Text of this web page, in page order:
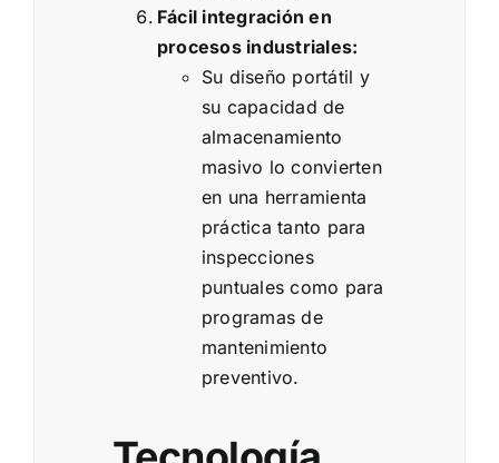
Fácil integración en
procesos industriales:
Su diseño portátil y
su capacidad de
almacenamiento
masivo lo convierten
en una herramienta
práctica tanto para
inspecciones
puntuales como para
programas de
mantenimiento
preventivo.